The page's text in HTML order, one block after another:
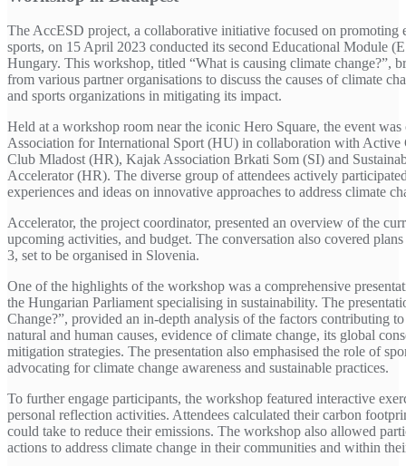
The AccESD project, a collaborative initiative focused on promoting
sports, on 15 April 2023 conducted its second Educational Module
Hungary. This workshop, titled “What is causing climate change?”,
from various partner organisations to discuss the causes of climate
and sports organizations in mitigating its impact.
Held at a workshop room near the iconic Hero Square, the event
Association for International Sport (HU) in collaboration with
Club Mladost (HR), Kajak Association Brkati Som (SI) and
Accelerator (HR). The diverse group of attendees actively
experiences and ideas on innovative approaches to address climate
Accelerator, the project coordinator, presented an overview of the
upcoming activities, and budget. The conversation also covered
3, set to be organised in Slovenia.
One of the highlights of the workshop was a comprehensive
the Hungarian Parliament specialising in sustainability. The
Change?”, provided an in-depth analysis of the factors contributing
natural and human causes, evidence of climate change, its global
mitigation strategies. The presentation also emphasised the role of
advocating for climate change awareness and sustainable practices.
To further engage participants, the workshop featured interactive
personal reflection activities. Attendees calculated their carbon
could take to reduce their emissions. The workshop also allowed
actions to address climate change in their communities and within